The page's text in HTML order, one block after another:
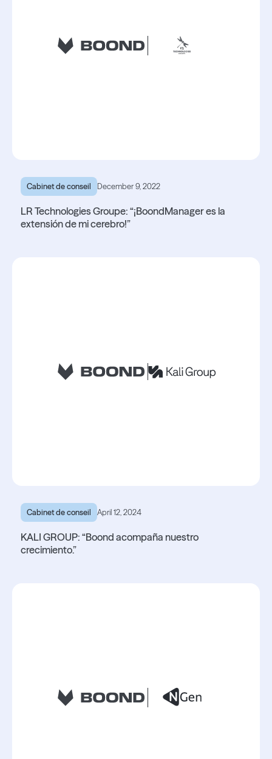
Cabinet de conseil December 9, 2022
LR Technologies Groupe: “¡BoondManager es la
extensión de mi cerebro!”
Cabinet de conseil April 12, 2024
KALI GROUP: “Boond acompaña nuestro
crecimiento.”